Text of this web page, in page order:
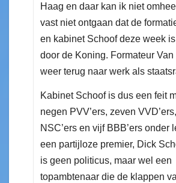
Haag en daar kan ik niet
vast niet ontgaan dat de
en kabinet Schoof deze week
door de Koning. Formateur
weer terug naar werk als
Kabinet Schoof is dus een feit
negen PVV’ers, zeven
NSC’ers en vijf BBB’ers onder
een partijloze premier, Dick
is geen politicus, maar wel een
topambtenaar die de klappen